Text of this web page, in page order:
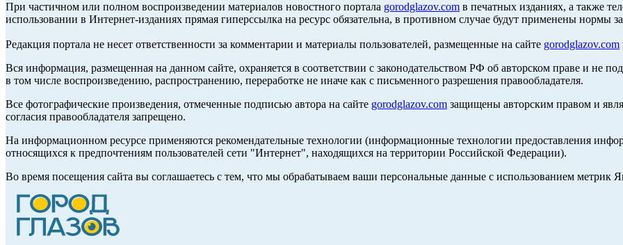
При частичном или полном воспроизведении материалов новостного портала gorodglazov.com в печатных изданиях, а также
использовании в Интернет-изданиях прямая гиперссылка на ресурс обязательна, в противном случае будут применены нормы
Редакция портала не несет ответственности за комментарии и материалы пользователей, размещенные на сайте gorodglazov.com
Вся информация, размещенная на данном сайте, охраняется в соответствии с законодательством РФ об авторском праве и не
в том числе воспроизведению, распространению, переработке не иначе как с письменного разрешения правообладателя.
Все фотографические произведения, отмеченные подписью автора на сайте gorodglazov.com защищены авторским правом и
согласия правообладателя запрещено.
На информационном ресурсе применяются рекомендательные технологии (информационные технологии предоставления
относящихся к предпочтениям пользователей сети "Интернет", находящихся на территории Российской Федерации).
Во время посещения сайта вы соглашаетесь с тем, что мы обрабатываем ваши персональные данные с использованием метрик